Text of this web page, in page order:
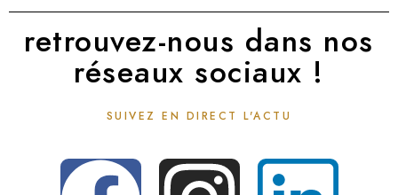
retrouvez-nous dans nos
réseaux sociaux !
SUIVEZ EN DIRECT L'ACTU